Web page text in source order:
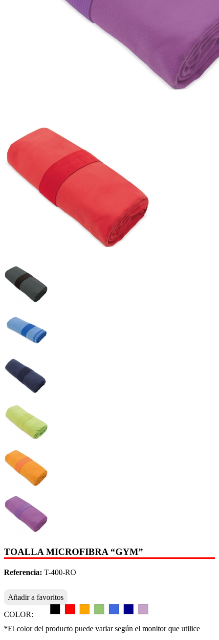
TOALLA MICROFIBRA “GYM”
Referencia: T-400-RO
Añadir a favoritos
COLOR:
*El color del producto puede variar según el monitor que utilice